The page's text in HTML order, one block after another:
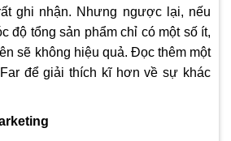
ghi nhận. Nhưng ngược lại, nếu
độ tổng sản phẩm chỉ có một số ít,
sẽ không hiệu quả. Đọc thêm một
để giải thích kĩ hơn về sự khác